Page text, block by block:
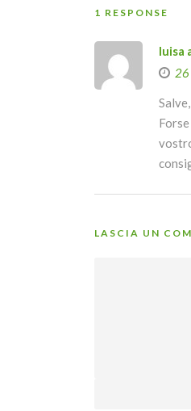
1 RESPONSE
luisa
LASCIA UN